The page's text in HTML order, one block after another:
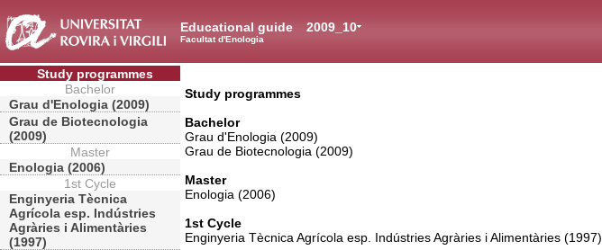
2009_10
Educational guide
Facultat d'Enologia
Study programmes
Bachelor
Grau d'Enologia (2009)
Grau de Biotecnologia
(2009)
Master
Enologia (2006)
1st Cycle
Enginyeria Tècnica
Agrícola esp. Indústries
Agràries i Alimentàries
(1997)
Study programmes
Bachelor
Grau d'Enologia (2009)
Grau de Biotecnologia (2009)
Master
Enologia (2006)
1st Cycle
Enginyeria Tècnica Agrícola esp. Indústries Agràries i Alimentàries (1997)